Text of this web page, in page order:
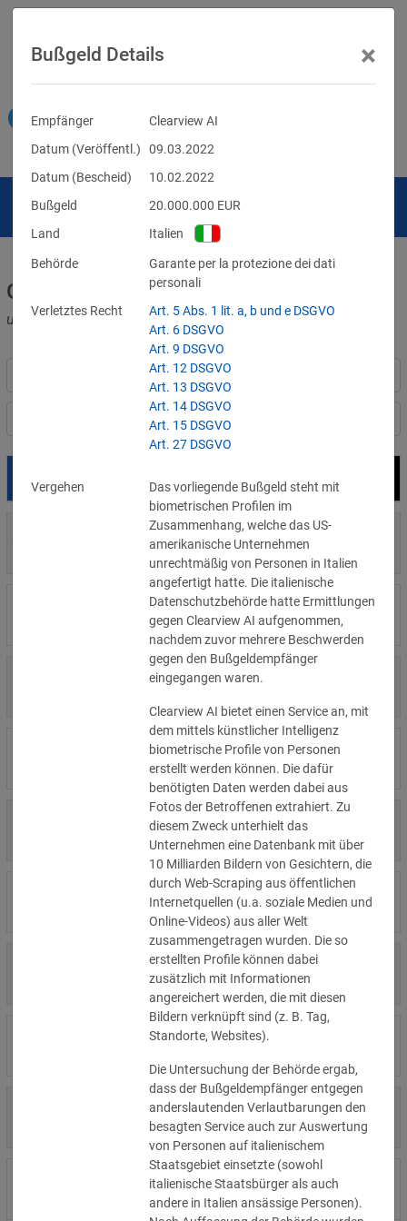
Geldbußen für DSGVO-Verstöße
und für Verletzungen anderer Datenschutzgesetze
Nach Land filtern
Datum Bußgeld Empfänger
29.07.2026
700 €
»Details
Privatperson
1.715.600 €
»Details
Wind Tre
6.358 €
Privatperson
8.500 €
»Details
Wirtschaftsprüfungsgesellschaft
4.000 €
»Details
Η Μάθηση
15.000 €
»Details
Flamel
13.450 €
»Details
Civilstyrelsen
1.150 €
Wohnungseigentümergemeinsch
1.000 €
»Details
Studio-Betreiber
5.200 €
»Details
Nichtregierungsorganisation
Bußgeld Details ×
Empfänger
Clearview AI
Datum (Veröffentl.)
09.03.2022
Datum (Bescheid)
10.02.2022
Bußgeld
20.000.000 EUR
Land
Italien
Behörde
Garante per la protezione dei dati
personali
Verletztes Recht
Art. 5 Abs. 1 lit. a, b und e DSGVO
Art. 6 DSGVO
Art. 9 DSGVO
Art. 12 DSGVO
Art. 13 DSGVO
Art. 14 DSGVO
Art. 15 DSGVO
Art. 27 DSGVO
Vergehen
Das vorliegende Bußgeld steht mit
biometrischen Profilen im
Zusammenhang, welche das US-
amerikanische Unternehmen
unrechtmäßig von Personen in Italien
angefertigt hatte. Die italienische
Datenschutzbehörde hatte Ermittlungen
gegen Clearview AI aufgenommen,
nachdem zuvor mehrere Beschwerden
gegen den Bußgeldempfänger
eingegangen waren.
Clearview AI bietet einen Service an, mit
dem mittels künstlicher Intelligenz
biometrische Profile von Personen
erstellt werden können. Die dafür
benötigten Daten werden dabei aus
Fotos der Betroffenen extrahiert. Zu
diesem Zweck unterhielt das
Unternehmen eine Datenbank mit über
10 Milliarden Bildern von Gesichtern, die
durch Web-Scraping aus öffentlichen
Internetquellen (u.a. soziale Medien und
Online-Videos) aus aller Welt
zusammengetragen wurden. Die so
erstellten Profile können dabei
zusätzlich mit Informationen
angereichert werden, die mit diesen
Bildern verknüpft sind (z. B. Tag,
Standorte, Websites).
Die Untersuchung der Behörde ergab,
dass der Bußgeldempfänger entgegen
anderslautenden Verlautbarungen den
besagten Service auch zur Auswertung
von Personen auf italienischem
Staatsgebiet einsetzte (sowohl
italienische Staatsbürger als auch
andere in Italien ansässige Personen).